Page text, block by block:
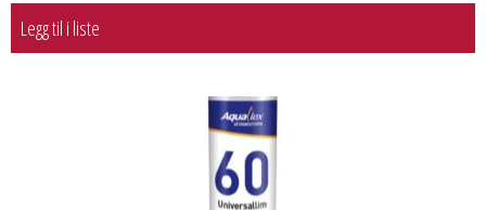
Legg til i liste